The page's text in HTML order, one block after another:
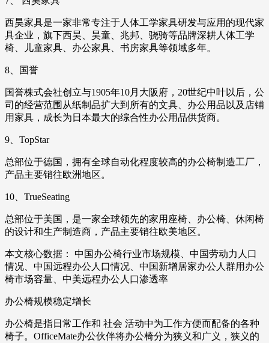
西昊家具是一家非常专注于人体工学家具研发与应用的现代家
具企业，旗下西昊、昊童、兆邦、骁骑等品牌深耕人体工学
椅、儿童家具、办公家具、书房家具等领域多年。
8、国誉
国誉株式会社创立与1905年10月大阪府，20世纪中叶以后，公
司的经营范围从纸制品扩大到所有的文具、办公用品以及店铺
用家具，成长为日本最大的综合性办公用品供货商。
9、TopStar
总部位于德国，拥有全球自动化程度较高的办公椅制造工厂，
产品主要销往欧洲地区。
10、TrueSeating
总部位于美国，是一家全球领先的家用座椅、办公椅、休闲椅
的设计和生产制造商，产品主要销往欧美地区。
本文核心数据： 中国办公椅行业市场规模、中国劳动力人口
情况、中国远程办公人口情况、中国新增居家办公人群用办公
椅市场容量、中美远程办公人口渗透率
办公椅规模稳定增长
办公椅是指日常工作和 社会 活动中为工作方便而配备的各种
椅子。OfficeMate办公伙伴将办公椅分为狭义和广义，狭义的